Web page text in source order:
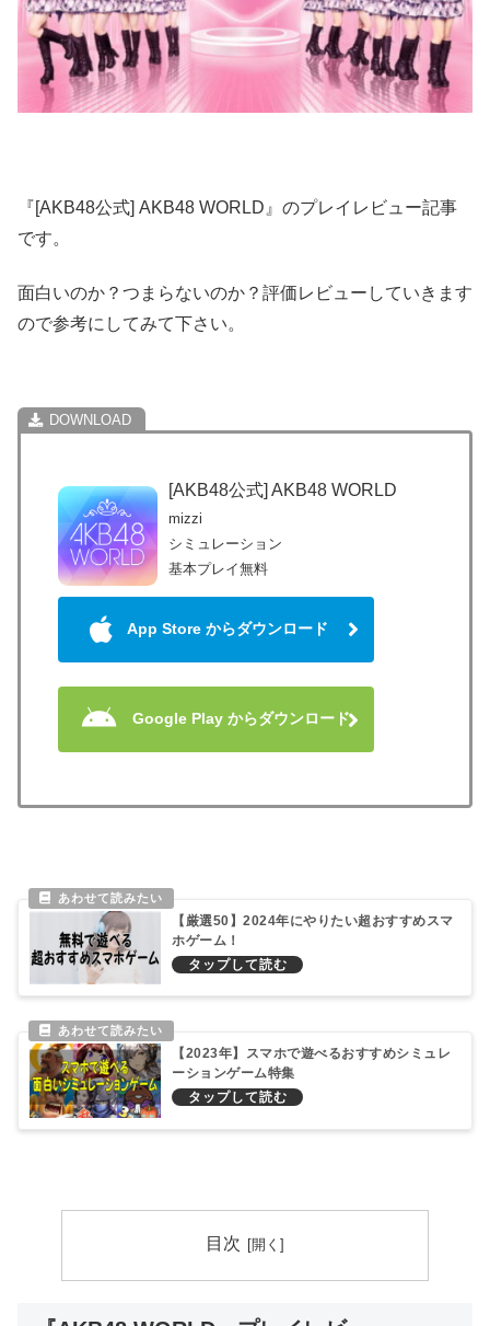
『[AKB48公式] AKB48 WORLD』のプレイレビュー記事
です。
面白いのか？つまらないのか？評価レビューしていきます
ので参考にしてみて下さい。
[AKB48公式] AKB48 WORLD
mizzi
シミュレーション
基本プレイ無料
App Store からダウンロード
Google Play からダウンロード
【厳選50】2024年にやりたい超おすすめスマ
ホゲーム！
【2023年】スマホで遊べるおすすめシミュレ
ーションゲーム特集
目次